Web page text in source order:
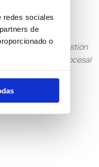
redes sociales
de
o
Gestión
Procesal